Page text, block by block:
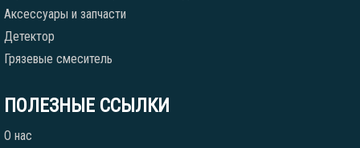
Аксессуары и запчасти
Детектор
Грязевые смеситель
ПОЛЕЗНЫЕ ССЫЛКИ
О нас